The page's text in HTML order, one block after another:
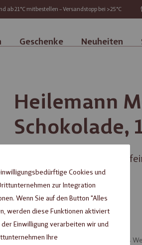
ab 21°C mitbestellen – Versandstopp bei >25°C
Geschenke Neuheiten
Heilemann
Schokolade,
3,49 €
Edelbitter-Schokolade mit
Inhalt: 0,100 kg (34,90 €/ 1 kg)
Artikel verfügbar, Lieferzeit ca. 3 – 4
Cookies und
zur Integration
Wenn Sie auf den Button "Alles
werden diese Funktionen aktiviert
der Einwilligung verarbeiten wir und
Ihre